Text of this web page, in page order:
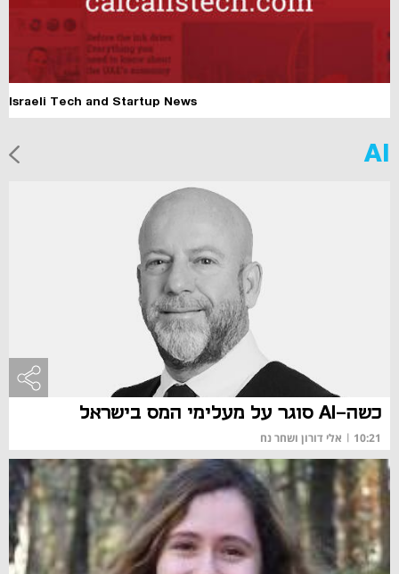
Israeli Tech and Startup News
AI
כשה-AI סוגר על מעלימי המס בישראל
10:21
| אלי דורון ושחר נח